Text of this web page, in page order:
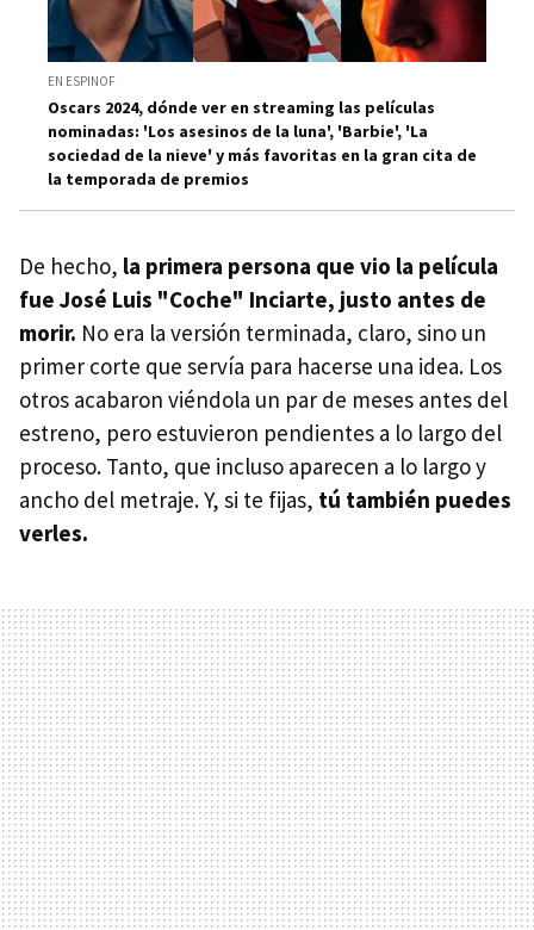
EN ESPINOF
Oscars 2024, dónde ver en streaming las películas
nominadas: 'Los asesinos de la luna', 'Barbie', 'La
sociedad de la nieve' y más favoritas en la gran cita de
la temporada de premios
De hecho, la primera persona que vio la película
fue José Luis "Coche" Inciarte, justo antes de
morir. No era la versión terminada, claro, sino un
primer corte que servía para hacerse una idea. Los
otros acabaron viéndola un par de meses antes del
estreno, pero estuvieron pendientes a lo largo del
proceso. Tanto, que incluso aparecen a lo largo y
ancho del metraje. Y, si te fijas, tú también puedes
verles.